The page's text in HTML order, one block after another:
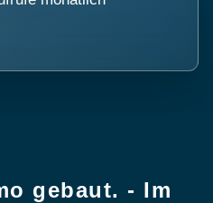
gebaut. - Im